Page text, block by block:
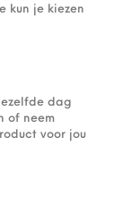
kun je kiezen
dag
of neem
voor jou